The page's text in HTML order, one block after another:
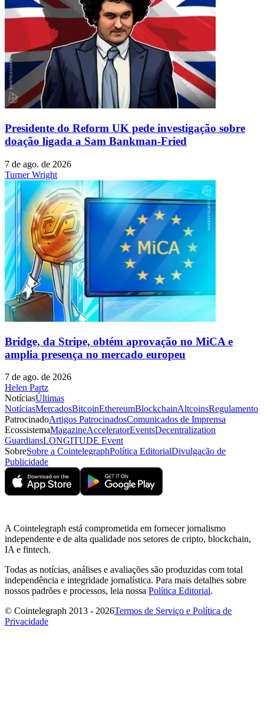
Presidente do Reform UK pede investigação sobre
doação ligada a Sam Bankman-Fried
7 de ago. de 2026
Turner Wright
Bridge, da Stripe, obtém aprovação no MiCA e
amplia presença no mercado europeu
7 de ago. de 2026
Helen Partz
NotíciasÚltimas
NotíciasMercadosBitcoinEthereumBlockchainAltcoinsRegulamento
PatrocinadoArtigos PatrocinadosComunicados de Imprensa
EcossistemaMagazineAcceleratorEventsDecentralization
GuardiansLONGITUDE Event
SobreSobre a CointelegraphPolítica EditorialDivulgação de
Publicidade
A Cointelegraph está comprometida em fornecer jornalismo
independente e de alta qualidade nos setores de cripto, blockchain,
IA e fintech.
Todas as notícias, análises e avaliações são produzidas com total
independência e integridade jornalística. Para mais detalhes sobre
nossos padrões e processos, leia nossa Política Editorial.
© Cointelegraph 2013 - 2026Termos de Serviço e Política de
Privacidade